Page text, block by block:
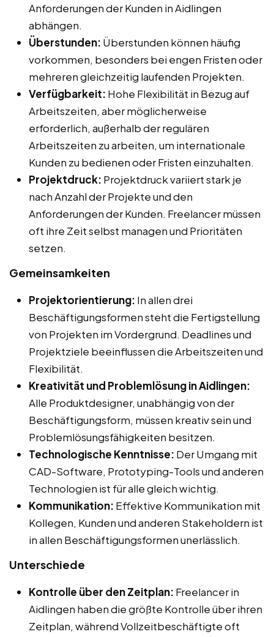
Anforderungen der Kunden in Aidlingen
abhängen.
Überstunden: Überstunden können häufig
vorkommen, besonders bei engen Fristen oder
mehreren gleichzeitig laufenden Projekten.
Verfügbarkeit: Hohe Flexibilität in Bezug auf
Arbeitszeiten, aber möglicherweise
erforderlich, außerhalb der regulären
Arbeitszeiten zu arbeiten, um internationale
Kunden zu bedienen oder Fristen einzuhalten.
Projektdruck: Projektdruck variiert stark je
nach Anzahl der Projekte und den
Anforderungen der Kunden. Freelancer müssen
oft ihre Zeit selbst managen und Prioritäten
setzen.
Gemeinsamkeiten
Projektorientierung: In allen drei
Beschäftigungsformen steht die Fertigstellung
von Projekten im Vordergrund. Deadlines und
Projektziele beeinflussen die Arbeitszeiten und
Flexibilität.
Kreativität und Problemlösung in Aidlingen:
Alle Produktdesigner, unabhängig von der
Beschäftigungsform, müssen kreativ sein und
Problemlösungsfähigkeiten besitzen.
Technologische Kenntnisse: Der Umgang mit
CAD-Software, Prototyping-Tools und anderen
Technologien ist für alle gleich wichtig.
Kommunikation: Effektive Kommunikation mit
Kollegen, Kunden und anderen Stakeholdern ist
in allen Beschäftigungsformen unerlässlich.
Unterschiede
Kontrolle über den Zeitplan: Freelancer in
Aidlingen haben die größte Kontrolle über ihren
Zeitplan, während Vollzeitbeschäftigte oft